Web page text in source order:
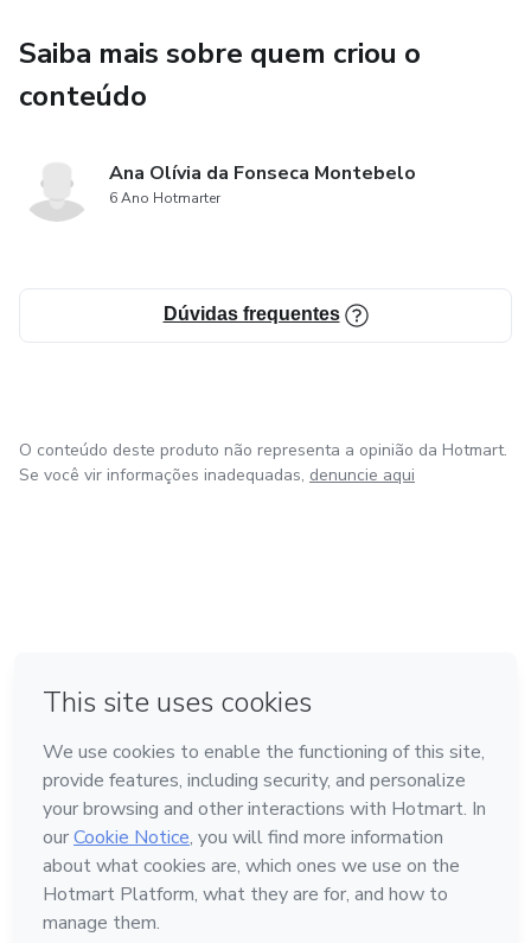
Saiba mais sobre quem criou o
conteúdo
Ana Olívia da Fonseca Montebelo
6 Ano Hotmarter
Dúvidas frequentes
O conteúdo deste produto não representa a opinião da Hotmart.
Se você vir informações inadequadas, denuncie aqui
Feito com ❤ na Cidade do México
Conheça a Hotmart
Idioma
Português